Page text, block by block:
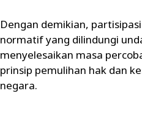
Dengan demikian,
normatif yang dilindungi
menyelesaikan masa
prinsip pemulihan hak dan
negara.